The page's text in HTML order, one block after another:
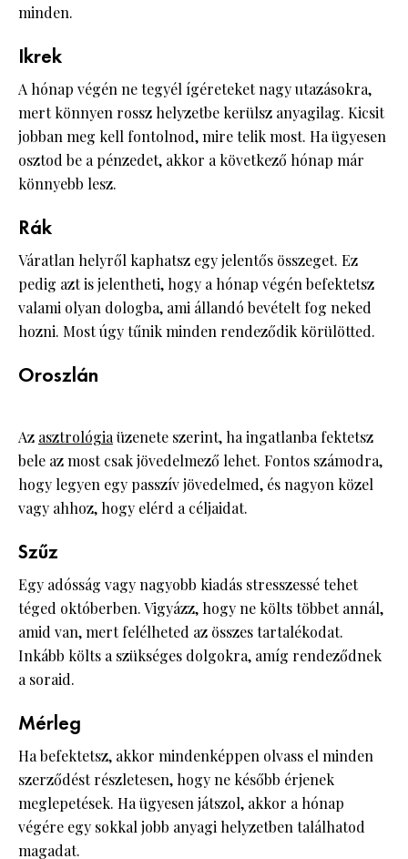
minden.
Ikrek
A hónap végén ne tegyél ígéreteket nagy utazásokra,
mert könnyen rossz helyzetbe kerülsz anyagilag. Kicsit
jobban meg kell fontolnod, mire telik most. Ha ügyesen
osztod be a pénzedet, akkor a következő hónap már
könnyebb lesz.
Rák
Váratlan helyről kaphatsz egy jelentős összeget. Ez
pedig azt is jelentheti, hogy a hónap végén befektetsz
valami olyan dologba, ami állandó bevételt fog neked
hozni. Most úgy tűnik minden rendeződik körülötted.
Oroszlán
Az asztrológiaüzenete szerint, ha ingatlanba fektetsz
bele az most csak jövedelmező lehet. Fontos számodra,
hogy legyen egy passzív jövedelmed, és nagyon közel
vagy ahhoz, hogy elérd a céljaidat.
Szűz
Egy adósság vagy nagyobb kiadás stresszessé tehet
téged októberben. Vigyázz, hogy ne költs többet annál,
amid van, mert felélheted az összes tartalékodat.
Inkább költs a szükséges dolgokra, amíg rendeződnek
a soraid.
Mérleg
Ha befektetsz, akkor mindenképpen olvass el minden
szerződést részletesen, hogy ne később érjenek
meglepetések. Ha ügyesen játszol, akkor a hónap
végére egy sokkal jobb anyagi helyzetben találhatod
magadat.